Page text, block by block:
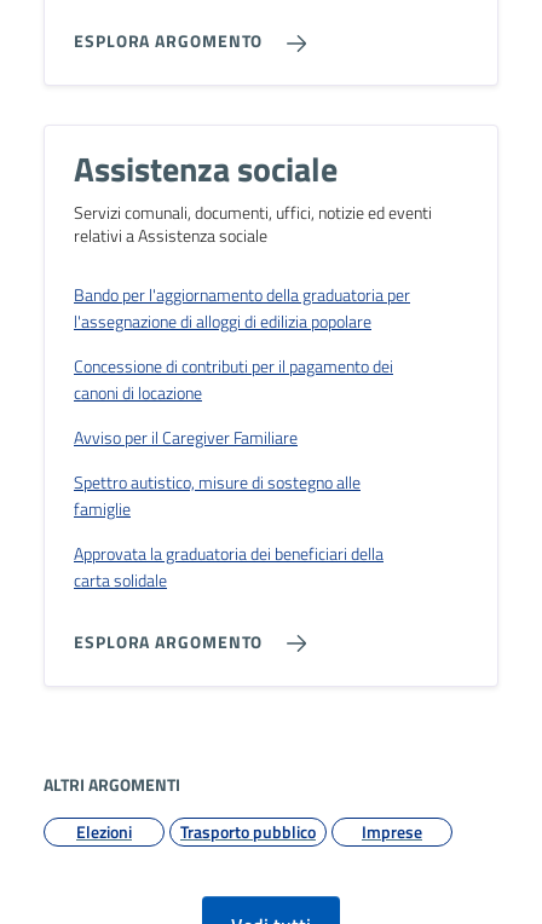
ESPLORA ARGOMENTO
Assistenza sociale
Servizi comunali, documenti, uffici, notizie ed eventi
relativi a Assistenza sociale
Bando per l'aggiornamento della graduatoria per
l'assegnazione di alloggi di edilizia popolare
Concessione di contributi per il pagamento dei
canoni di locazione
Avviso per il Caregiver Familiare
Spettro autistico, misure di sostegno alle
famiglie
Approvata la graduatoria dei beneficiari della
carta solidale
ESPLORA ARGOMENTO
ALTRI ARGOMENTI
Elezioni
Trasporto pubblico Imprese